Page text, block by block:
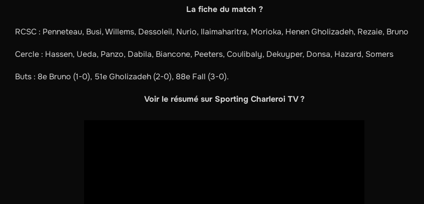
La fiche du match ?
RCSC : Penneteau, Busi, Willems, Dessoleil, Nurio, Ilaimaharitra, Morioka, Henen Gholizadeh, Rezaie, Bruno
Cercle : Hassen, Ueda, Panzo, Dabila, Biancone, Peeters, Coulibaly, Dekuyper, Donsa, Hazard, Somers
Buts : 8e Bruno (1-0), 51e Gholizadeh (2-0), 88e Fall (3-0).
Voir le résumé sur Sporting Charleroi TV ?